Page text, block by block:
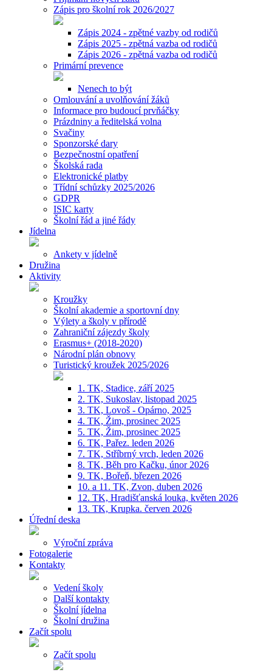
Zápis pro školní rok 2026/2027
Zápis 2024 - zpětné vazby od rodičů
Zápis 2025 - zpětná vazba od rodičů
Zápis 2026 - zpětná vazba od rodičů
Primární prevence
Nenech to být
Omlouvání a uvolňování žáků
Informace pro budoucí prvňáčky
Prázdniny a ředitelská volna
Svačiny
Sponzorské dary
Bezpečnostní opatření
Školská rada
Elektronické platby
Třídní schůzky 2025/2026
GDPR
ISIC karty
Školní řád a jiné řády
Jídelna
Ankety v jídelně
Družina
Aktivity
Kroužky
Školní akademie a sportovní dny
Výlety a školy v přírodě
Zahraniční zájezdy školy
Erasmus+ (2018-2020)
Národní plán obnovy
Turistický kroužek 2025/2026
1. TK, Stadice, září 2025
2. TK, Sukoslav, listopad 2025
3. TK, Lovoš - Opárno, 2025
4. TK, Žim, prosinec 2025
5. TK, Žim, prosinec 2025
6. TK, Pařez. leden 2026
7. TK, Stříbrný vrch, leden 2026
8. TK, Běh pro Kačku, únor 2026
9. TK, Bořeň, březen 2026
10. a 11. TK, Zvon, duben 2026
12. TK, Hradišťanská louka, květen 2026
13. TK, Krupka. červen 2026
Úřední deska
Výroční zpráva
Fotogalerie
Kontakty
Vedení školy
Další kontakty
Školní jídelna
Školní družina
Začít spolu
Začít spolu